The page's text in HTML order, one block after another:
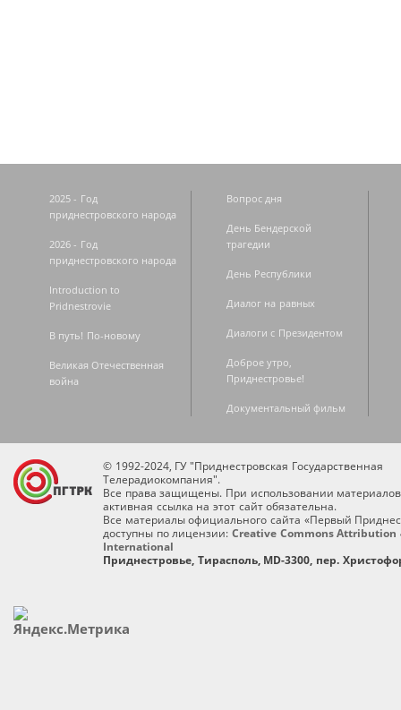
2025 - Год
приднестровского народа
2026 - Год
приднестровского народа
Introduction to
Pridnestrovie
В путь! По-новому
Великая Отечественная
война
Вопрос дня
День Бендерской
трагедии
День Республики
Диалог на равных
Диалоги с Президентом
Доброе утро,
Приднестровье!
Документальный фильм
© 1992-2024, ГУ "Приднестровская Государственная
Телерадиокомпания".
Все права защищены. При использовании
активная ссылка на этот сайт обязательна.
Все материалы официального сайта «Первый
доступны по лицензии: Creative Commons Attribution
International
Приднестровье, Тирасполь, MD-3300, пер.